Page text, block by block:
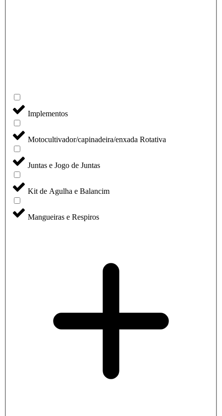
Implementos
Motocultivador/capinadeira/enxada Rotativa
Juntas e Jogo de Juntas
Kit de Agulha e Balancim
Mangueiras e Respiros